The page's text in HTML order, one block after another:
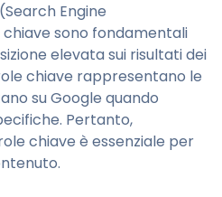
Engine
sono fondamentali
elevata sui risultati dei
chiave rappresentano le
su Google quando
Pertanto,
chiave è essenziale per